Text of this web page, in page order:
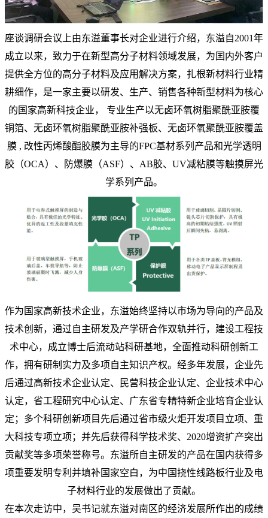
座谈调研会议上由东溢董事长对企业进行介绍，东溢自2001年
成立以来，致力于在新型高分子材料领域发展，为囯内外客户
提供全方位的高分子材料及应用解决方案，扎根新材料行业精
耕细作，是一家主要以研发、生产、销售各种新型材料为核心
的国家高新科技企业， 专业生产以无卤环氧树脂聚酰亚胺覆
铜箔、无卤环氧树脂聚酰亚胺补强板、无卤环氧聚酰亚胺覆盖
膜 , 改性丙烯酸酯胶膜为主导的FPC基材系列产品和光学透明
胶（OCA）、防爆膜（ASF）、AB胶、UV减粘膜等触摸屏光
学系列产品。
作为国家高新技术企业，东溢始终坚持以市场为导向的产品及
技术创新，通过自主研发及产学研合作双轨并行，建设工程技
术中心，成立博士后流动站科研基地，全面推动科研创新工
作，拥有研制实力及多项自主知识产权。经多年发展，企业先
后通过高新技术企业认定、民营科技企业认定、企业技术中心
认定，省工程研究中心认定、广东省专精特新企业培育企业认
定；多个科研创新项目先后通过省市级火炬开发项目立项、重
大科技专项立项；并先后获得科学技术奖、2020增资扩产突出
贡献奖等多项荣誉称号。东溢所自主研发的产品在国内获得多
项重要发明专利并填补国家空白，为中国挠性线路板行业及电
子材料行业的发展做出了贡献。
在本次走访中，吴书记就东溢对南区的经济发展所作出的成绩